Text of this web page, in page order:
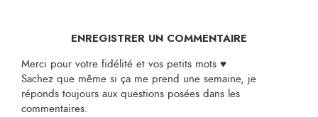
ENREGISTRER UN COMMENTAIRE
Merci pour votre fidélité et vos petits mots ♥
Sachez que même si ça me prend une semaine, je
réponds toujours aux questions posées dans les
commentaires.